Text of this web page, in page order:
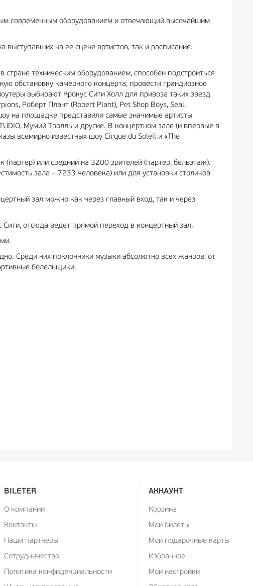
современным оборудованием и отвечающий высочайшим
на ее сцене артистов, так и расписание:
техническим оборудованием, способен подстроиться
обстановку камерного концерта, провести грандиозное
выбирают Крокус Сити Холл для привоза таких звезд
Роберт Плант (Robert Plant), Pet Shop Boys, Seal,
на площадке представили самые значимые артисты
Мумий Тролль и другие. В концертном зале (и впервые в
всемирно известных шоу Cirque du Soleil и «The
или средний на 3200 зрителей (партер, бельэтаж).
зала – 7233 человека) или для установки столиков
зал можно как через главный вход, так и через
отсюда ведет прямой переход в концертный зал.
Среди них поклонники музыки абсолютно всех жанров, от
болельщики.
BILETER
О компании
Контакты
Наши партнеры
Сотрудничество
Политика конфиденциальности
АККАУНТ
Корзина
Мои билеты
Мои подарочные карты
Избранное
Мои настройки